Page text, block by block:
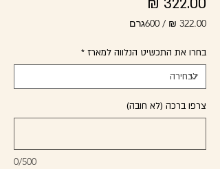
/ 600גרם
לכל
600
Grams
בחרו את התכשיט הנלווה למארז *
צרפו ברכה (לא חובה)
0/500